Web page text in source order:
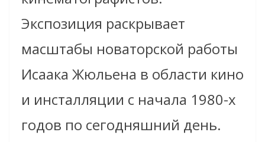
Экспозиция раскрывает
масштабы новаторской работы
Исаака Жюльена в области кино
и инсталляции с начала 1980-х
годов по сегодняшний день.